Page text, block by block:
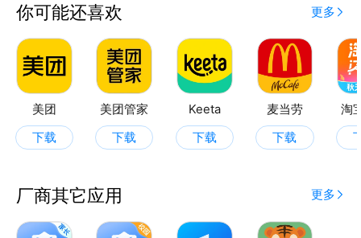
你可能还喜欢 更多
美团
下载
美团管家
下载
Keeta
下载
麦当劳
下载
淘
厂商其它应用 更多